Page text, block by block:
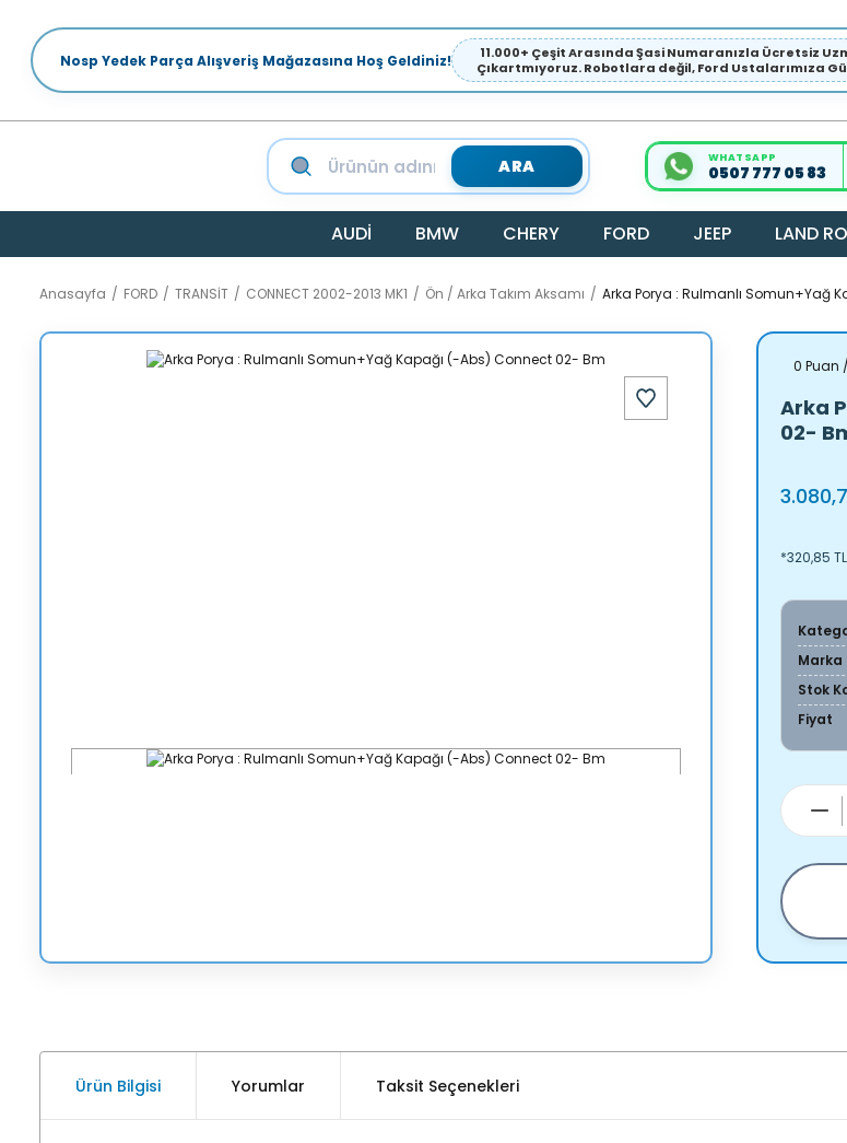
Nosp Yedek Parça Alışveriş Mağazasına Hoş Geldiniz!
11.000+ Çeşit Arasında Şasi Numaranızla Ücretsiz
Çıkartmıyoruz. Robotlara değil, Ford Ustalarımıza
ARA WHATSAPP
0507 777 05 83
AUDİ BMW CHERY FORD JEEP LAND
Anasayfa FORD TRANSİT CONNECT 2002-2013 MK1 Ön / Arka Takım Aksamı Arka Porya : Rulmanlı Somun+Yağ
0 Puan
Arka
02-
*320,85
Marka
Stok
Fiyat
Ürün Bilgisi Yorumlar Taksit Seçenekleri